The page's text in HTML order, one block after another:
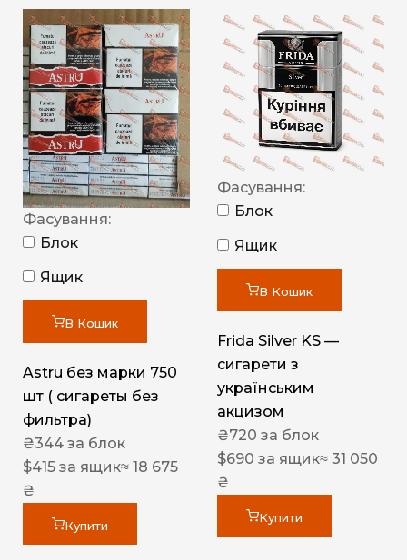
Фасування:
Блок
Ящик
В Кошик
Astru без марки 750
шт ( сигареты без
фильтра)
₴344 за блок
$415 за ящик≈ 18 675
₴
Купити
Фасування:
Блок
Ящик
В Кошик
Frida Silver KS —
сигарети з
українським
акцизом
₴720 за блок
$690 за ящик≈ 31 050
₴
Купити